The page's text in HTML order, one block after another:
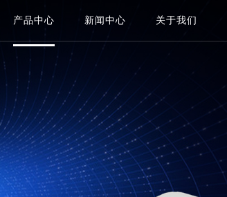
产品中心 新闻中心 关于我们